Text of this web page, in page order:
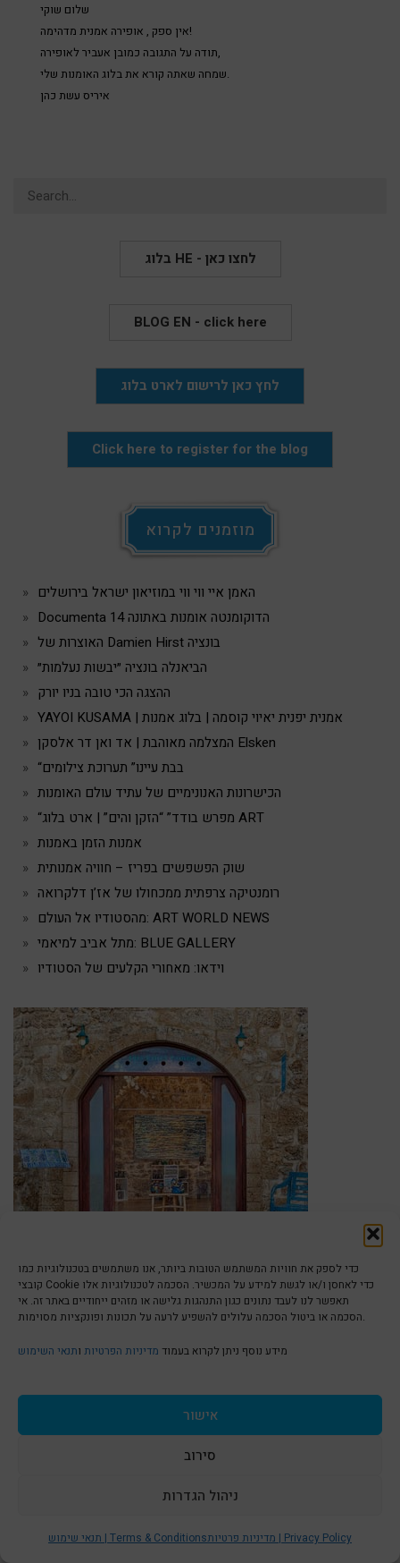
כדי לספק את חוויות המשתמש הטובות ביותר, אנו משתמשים בטכנולוגיות כמו
קובצי Cookie כדי לאחסן ו/או לגשת למידע על המכשיר. הסכמה לטכנולוגיות אלו
תאפשר לנו לעבד נתונים כגון התנהגות גלישה או מזהים ייחודיים באתר זה. אי
הסכמה או ביטול הסכמה עלולים להשפיע לרעה על תכונות ופונקציות מסוימות.
מידע נוסף ניתן לקרוא בעמוד מדיניות הפרטיות ותנאי השימוש
אישור
סירוב
ניהול הגדרות
תנאי שימוש | Terms & Conditions מדיניות פרטיות | Privacy Policy
שלום שוקי
אין ספק , אופירה אמנית מדהימה!
תודה על התגובה כמובן אעביר לאופירה,
שמחה שאתה קורא את בלוג האומנות שלי.
איריס עשת כהן
Search
בלוג HE - לחצו כאן
BLOG EN - click here
לחץ כאן לרישום לארט בלוג
Click here to register for the blog
מוזמנים לקרוא
האמן איי ווי ווי במוזיאון ישראל בירושלים
Documenta 14 הדוקומנטה אומנות באתונה
האוצרות של Damien Hirst בונציה
הביאנלה בונציה ״יבשות נעלמות״
ההצגה הכי טובה בניו יורק
YAYOI KUSAMA | אמנית יפנית יאיוי קוסמה | בלוג אמנות
המצלמה מאוהבת | אד ואן דר אלסקן Elsken
“בבת עיינו” תערוכת צילומים
הכישרונות האנונימיים של עתיד עולם האומנות
“מפרש בודד” “הזקן והים” | ארט בלוג ART
אמנות הזמן באמנות
שוק הפשפשים בפריז – חוויה אמנותית
רומנטיקה צרפתית ממכחולו של אז’ן דלקרואה
מהסטודיו אל העולם: ART WORLD NEWS
מתל אביב למיאמי: BLUE GALLERY
וידאו: מאחורי הקלעים של הסטודיו
Iris Eshet Cohen Gallery
Tlv Jaffa Port
+972505570348